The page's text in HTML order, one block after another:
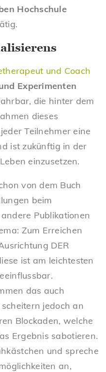
Hochschule
und Coach
Experimenten
die hinter dem
dieses
Teilnehmer eine
ist zukünftig in der
einzusetzen.
von dem Buch
beim
Publikationen
Zum Erreichen
DER
ist am leichtesten
das auch
jedoch an
Blockaden, welche
Ergebnis sabotieren.
und spreche
an,